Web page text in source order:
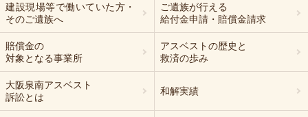
建設現場等で働いていた方・
そのご遺族へ
ご遺族が行える
給付金申請・賠償金請求
賠償金の
対象となる事業所
アスベストの歴史と
救済の歩み
大阪泉南アスベスト
訴訟とは
和解実績